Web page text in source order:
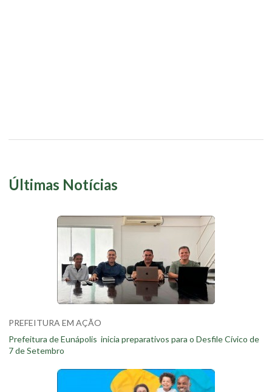
Últimas Notícias
PREFEITURA EM AÇÃO
Prefeitura de Eunápolis inicia preparativos para o Desfile Cívico de
7 de Setembro